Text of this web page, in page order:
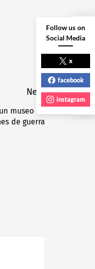
Next
museo de
de guerra
NEXT POST
Follow us on
Social Media
x
facebook
instagram